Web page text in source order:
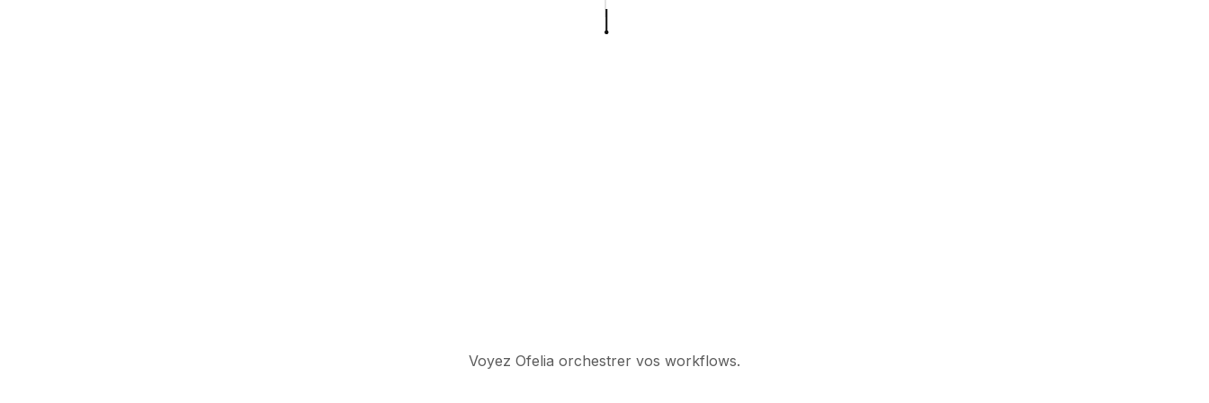
Voyez Ofelia orchestrer vos workflows.